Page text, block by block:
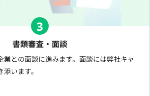
3
書類審査・面談
業との面談に進みます。面談には弊社キャ
います。